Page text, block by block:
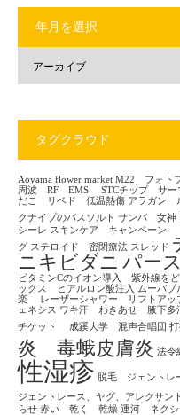
年月を選択
タグクラウド
Aoyama flower market M22 フォト
周波 RF EMS
STCチップ サー
だこ リベド 低温熱傷 アラガン
クナイプのバスソルト サンバ 女神
シーレ スキンケア キャンペーン
グ ステロイド 密閉療法 スレッド
ニキビダニ パー
ビタミンCのイオン導入 紫外線を
ックス ヒアルロン酸注入
ムーバブ
楽
レーザーシャワー リフトア
ェネシス ワキ汗 わきあせ 腋下多
チケット
成蹊大学 混声合唱団
炎 毒蛾皮膚炎 法令
性湿疹 脱毛 ジェントレ
ジェントレース、ヤグ、アレクサン
らせ 赤い 乾く 乾燥 運河 ネクシ